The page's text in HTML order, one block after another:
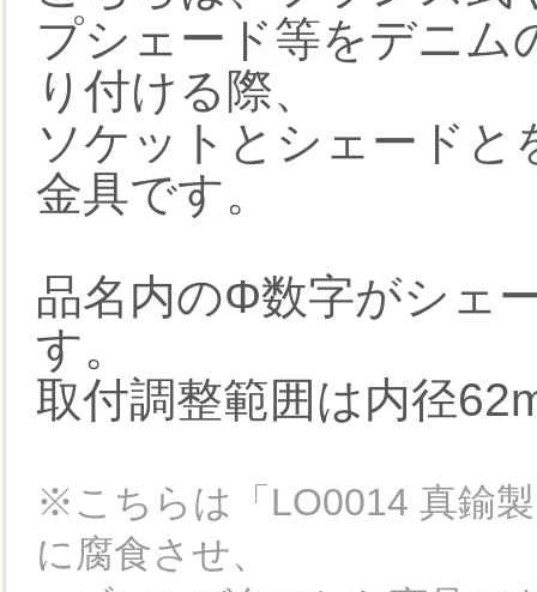
プシェード等をデニム
り付ける際、
ソケットとシェード
金具です。
品名内のΦ数字がシェ
す。
取付調整範囲は内径
※こちらは「LO0014 真鍮
に腐食させ、